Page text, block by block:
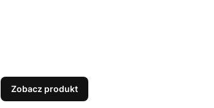
Zobacz produkt